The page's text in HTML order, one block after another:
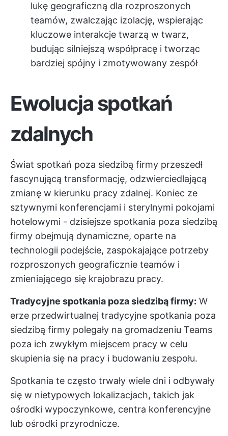
lukę geograficzną dla rozproszonych
teamów, zwalczając izolację, wspierając
kluczowe interakcje twarzą w twarz,
budując silniejszą współpracę i tworząc
bardziej spójny i zmotywowany zespół
Ewolucja spotkań
zdalnych
Świat spotkań poza siedzibą firmy przeszedł
fascynującą transformację, odzwierciedlającą
zmianę w kierunku pracy zdalnej. Koniec ze
sztywnymi konferencjami i sterylnymi pokojami
hotelowymi - dzisiejsze spotkania poza siedzibą
firmy obejmują dynamiczne, oparte na
technologii podejście, zaspokajające potrzeby
rozproszonych geograficznie teamów i
zmieniającego się krajobrazu pracy.
Tradycyjne spotkania poza siedzibą firmy: W
erze przedwirtualnej tradycyjne spotkania poza
siedzibą firmy polegały na gromadzeniu Teams
poza ich zwykłym miejscem pracy w celu
skupienia się na pracy i budowaniu zespołu.
Spotkania te często trwały wiele dni i odbywały
się w nietypowych lokalizacjach, takich jak
ośrodki wypoczynkowe, centra konferencyjne
lub ośrodki przyrodnicze.